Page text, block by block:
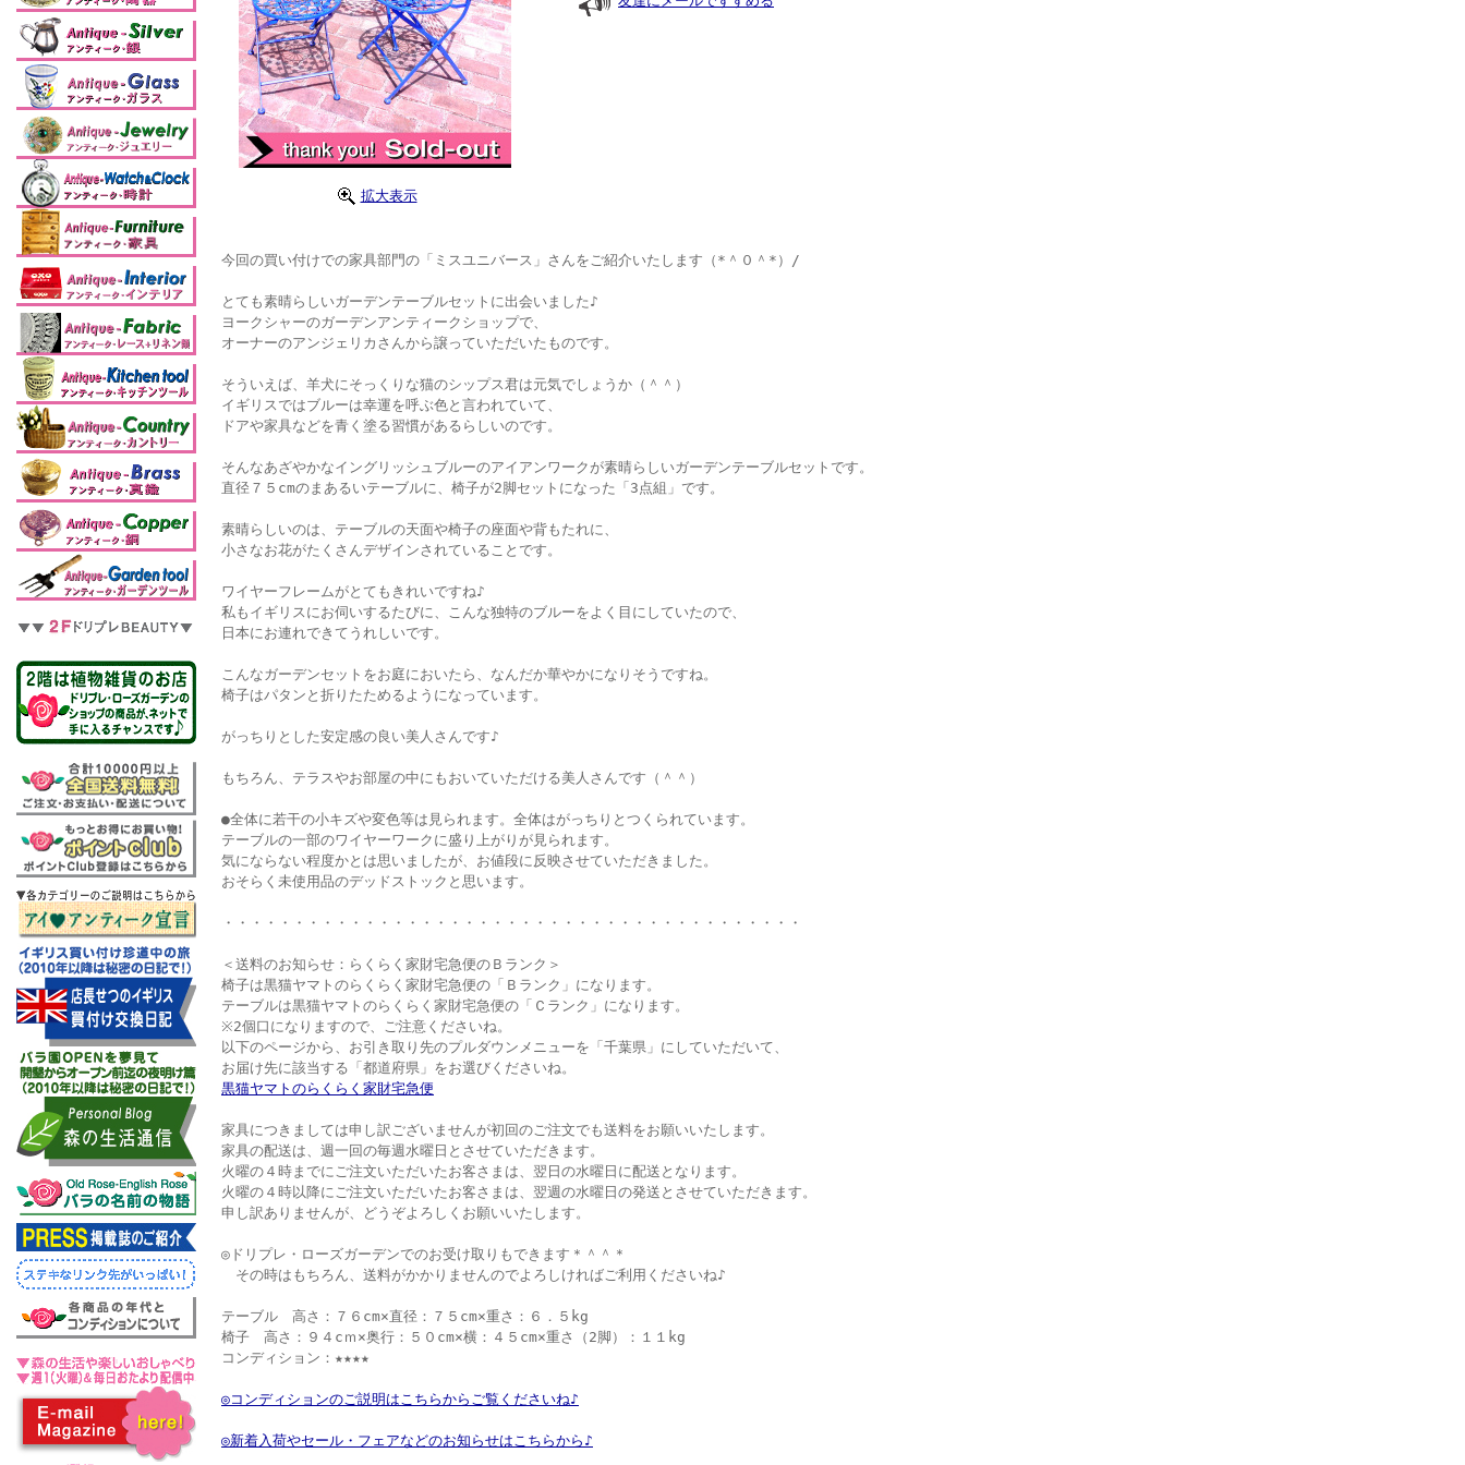
拡大表示
今回の買い付けでの家具部門の「ミスユニバース」さんをご紹介いたします（*＾０＾*）/
とても素晴らしいガーデンテーブルセットに出会いました♪
ヨークシャーのガーデンアンティークショップで、
オーナーのアンジェリカさんから譲っていただいたものです。
そういえば、羊犬にそっくりな猫のシップス君は元気でしょうか（＾＾）
イギリスではブルーは幸運を呼ぶ色と言われていて、
ドアや家具などを青く塗る習慣があるらしいのです。
そんなあざやかなイングリッシュブルーのアイアンワークが素晴らしいガーデンテーブルセットです。
直径７５cmのまあるいテーブルに、椅子が2脚セットになった「3点組」です。
素晴らしいのは、テーブルの天面や椅子の座面や背もたれに、
小さなお花がたくさんデザインされていることです。
ワイヤーフレームがとてもきれいですね♪
私もイギリスにお伺いするたびに、こんな独特のブルーをよく目にしていたので、
日本にお連れできてうれしいです。
こんなガーデンセットをお庭においたら、なんだか華やかになりそうですね。
椅子はパタンと折りたためるようになっています。
がっちりとした安定感の良い美人さんです♪
もちろん、テラスやお部屋の中にもおいていただける美人さんです（＾＾）
●全体に若干の小キズや変色等は見られます。全体はがっちりとつくられています。
テーブルの一部のワイヤーワークに盛り上がりが見られます。
気にならない程度かとは思いましたが、お値段に反映させていただきました。
おそらく未使用品のデッドストックと思います。
・・・・・・・・・・・・・・・・・・・・・・・・・・・・・・・・・・・・・・・・・
＜送料のお知らせ：らくらく家財宅急便のＢランク＞
椅子は黒猫ヤマトのらくらく家財宅急便の「Ｂランク」になります。
テーブルは黒猫ヤマトのらくらく家財宅急便の「Ｃランク」になります。
※2個口になりますので、ご注意くださいね。
以下のページから、お引き取り先のプルダウンメニューを「千葉県」にしていただいて、
お届け先に該当する「都道府県」をお選びくださいね。
黒猫ヤマトのらくらく家財宅急便
家具につきましては申し訳ございませんが初回のご注文でも送料をお願いいたします。
家具の配送は、週一回の毎週水曜日とさせていただきます。
火曜の４時までにご注文いただいたお客さまは、翌日の水曜日に配送となります。
火曜の４時以降にご注文いただいたお客さまは、翌週の水曜日の発送とさせていただきます。
申し訳ありませんが、どうぞよろしくお願いいたします。
◎ドリプレ・ローズガーデンでのお受け取りもできます＊＾＾＊
その時はもちろん、送料がかかりませんのでよろしければご利用くださいね♪
テーブル 高さ：７６cm×直径：７５cm×重さ：６．５kg
椅子 高さ：９４cｍ×奥行：５０cm×横：４５cm×重さ（2脚）：１１kg
コンディション：★★★★
◎コンディションのご説明はこちらからご覧くださいね♪
◎新着入荷やセール・フェアなどのお知らせはこちらから♪